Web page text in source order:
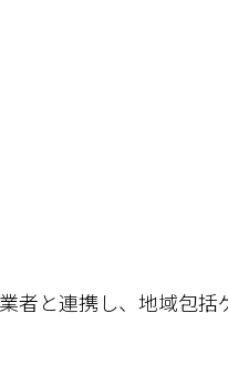
者と連携し、地域包括